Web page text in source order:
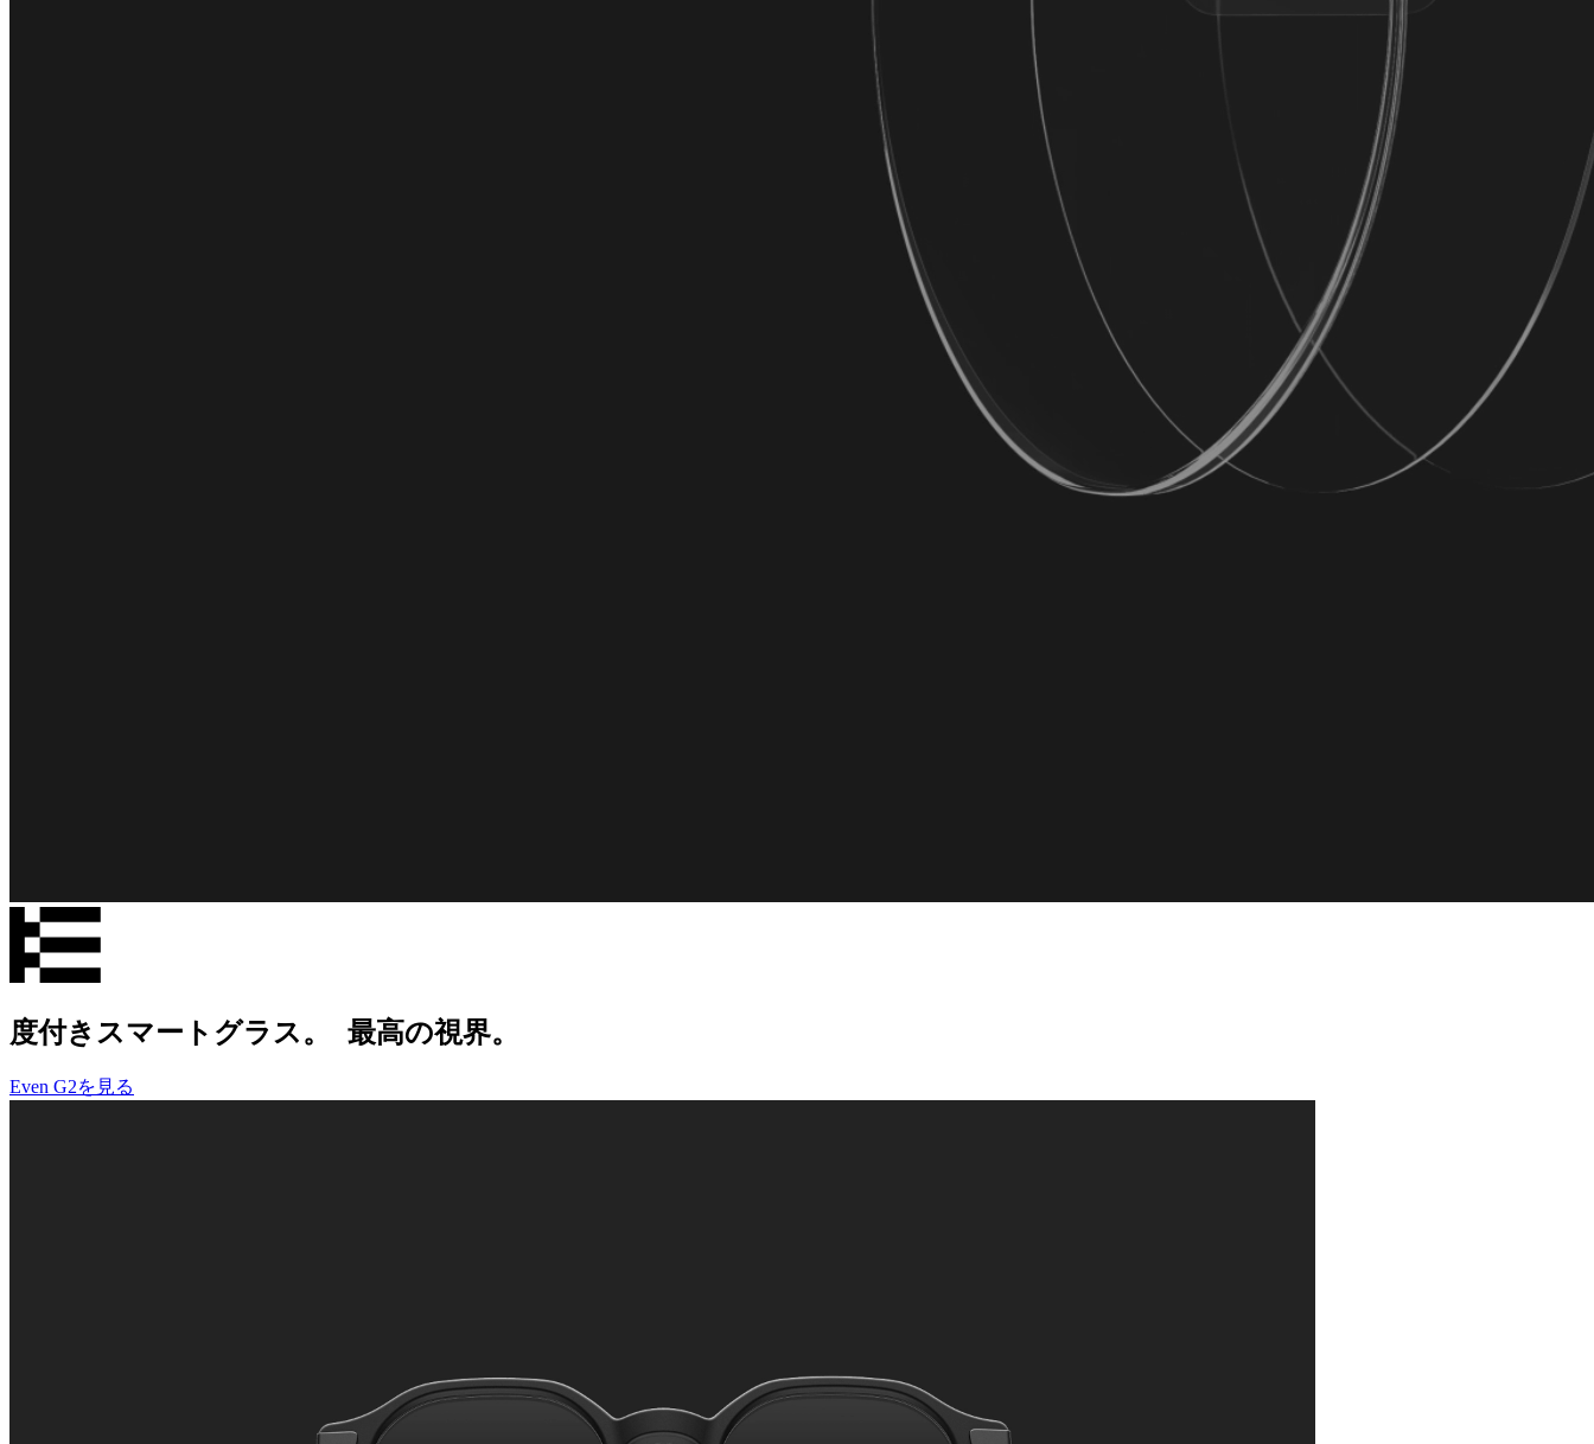
度付きスマートグラス。 最高の視界。
Even G2を見る